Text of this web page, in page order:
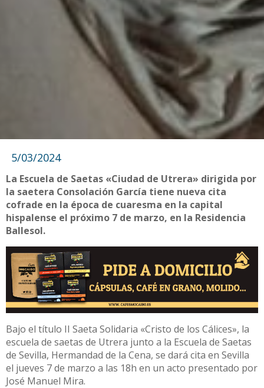
5/03/2024
La Escuela de Saetas «Ciudad de Utrera» dirigida por
la saetera Consolación García tiene nueva cita
cofrade en la época de cuaresma en la capital
hispalense el próximo 7 de marzo, en la Residencia
Ballesol.
Bajo el título II Saeta Solidaria «Cristo de los Cálices», la
escuela de saetas de Utrera junto a la Escuela de Saetas
de Sevilla, Hermandad de la Cena, se dará cita en Sevilla
el jueves 7 de marzo a las 18h en un acto presentado por
José Manuel Mira.